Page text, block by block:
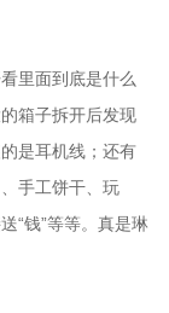
里面到底是什么
箱子拆开后发现
是耳机线；还有
手工饼干、玩
“钱”等等。真是琳